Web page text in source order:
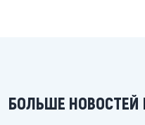
БОЛЬШЕ НОВОСТЕЙ